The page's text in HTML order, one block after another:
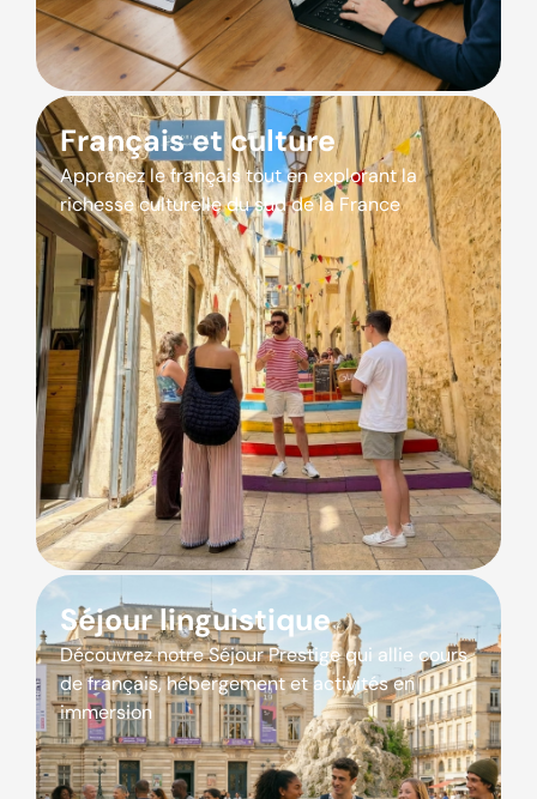
Français et culture
Apprenez le français tout en explorant la
richesse culturelle du sud de la France
Séjour linguistique
Découvrez notre Séjour Prestige qui allie cours
de français, hébergement et activités en
immersion